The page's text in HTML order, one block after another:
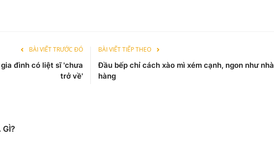
BÀI VIẾT TRƯỚC ĐÓ
đình có liệt sĩ 'chưa
trở về'
BÀI VIẾT TIẾP THEO
Đầu bếp chỉ cách xào mì xém cạnh, ngon như nhà
hàng